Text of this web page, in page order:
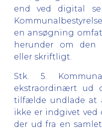
end ved digital
en ansøgning
herunder om den
eller skriftligt.
Stk. 5.
ekstraordinært ud
tilfælde undlade at
ikke er indgivet ved
der ud fra en